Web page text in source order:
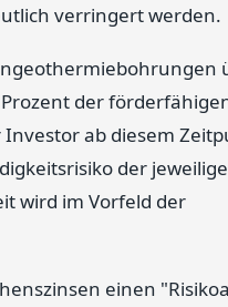
verringert werden.
der
ab diesem
der
wird im Vorfeld der
einen